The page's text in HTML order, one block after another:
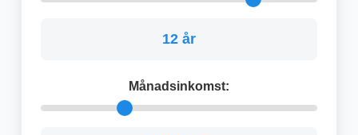
12 år
Månadsinkomst: